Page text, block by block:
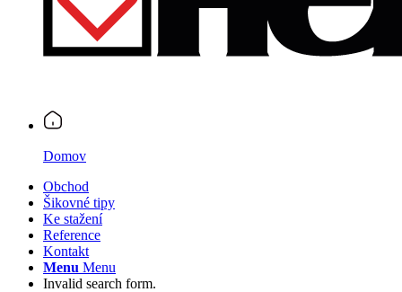
Domov
Obchod
Šikovné tipy
Ke stažení
Reference
Kontakt
Menu Menu
Invalid search form.